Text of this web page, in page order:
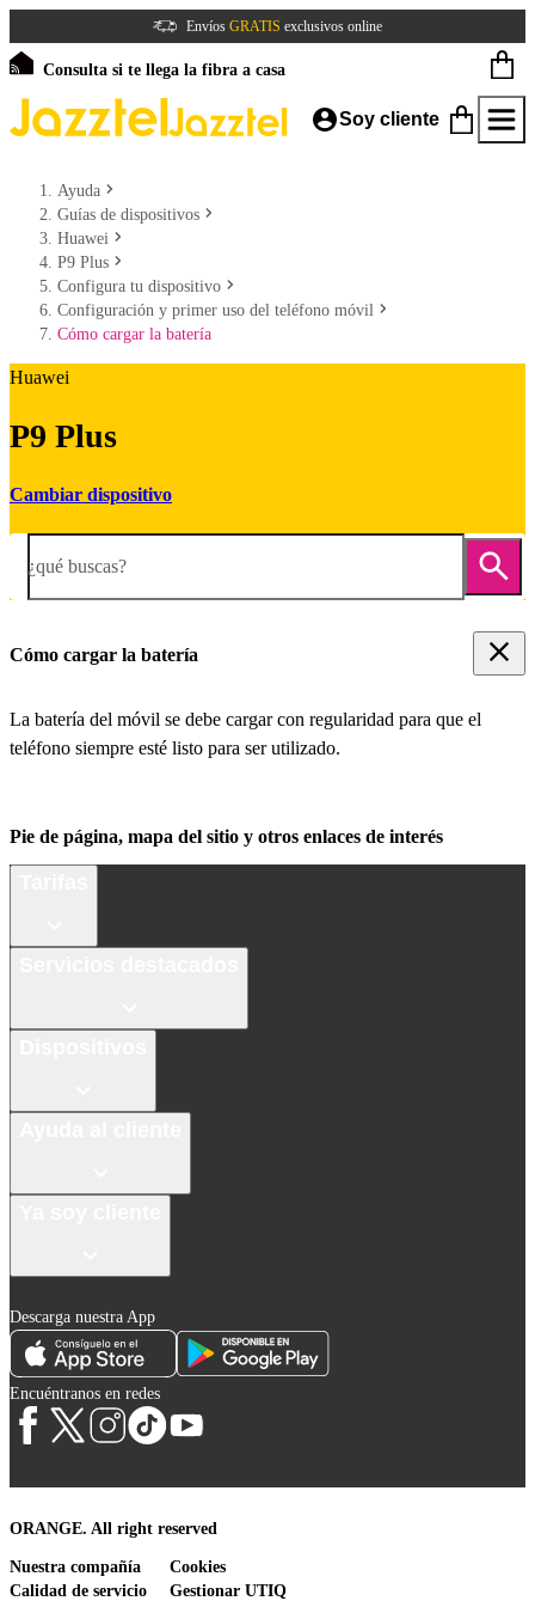
Envíos GRATIS exclusivos online
Consulta si te llega la fibra a casa
Soy cliente
Ayuda
Guías de dispositivos
Huawei
P9 Plus
Configura tu dispositivo
Configuración y primer uso del teléfono móvil
Cómo cargar la batería
Huawei
P9 Plus
Cambiar dispositivo
¿qué buscas?
Cómo cargar la batería
La batería del móvil se debe cargar con regularidad para que el
teléfono siempre esté listo para ser utilizado.
Pie de página, mapa del sitio y otros enlaces de interés
Descarga nuestra App
Encuéntranos en redes
ORANGE. All right reserved
Nuestra compañía
Calidad de servicio
Cookies
Gestionar UTIQ